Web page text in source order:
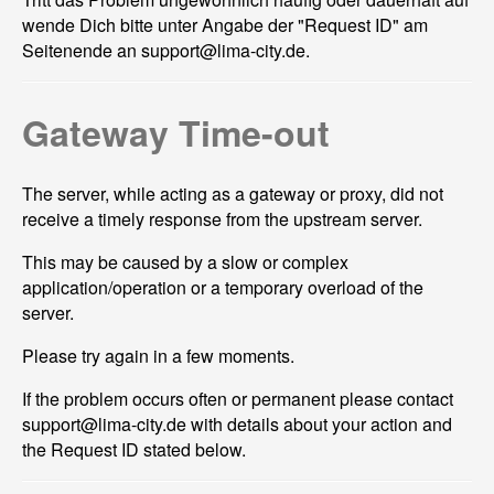
wende Dich bitte unter Angabe der "Request ID" am
Seitenende an support@lima-city.de.
Gateway Time-out
The server, while acting as a gateway or proxy, did not
receive a timely response from the upstream server.
This may be caused by a slow or complex
application/operation or a temporary overload of the
server.
Please try again in a few moments.
If the problem occurs often or permanent please contact
support@lima-city.de with details about your action and
the Request ID stated below.